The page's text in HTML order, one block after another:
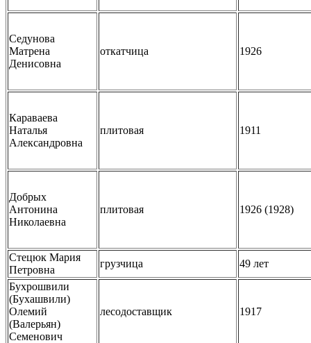
Седунова
Матрена
Денисовна
откатчица 1926
Караваева
Наталья
Александровна
плитовая 1911
Добрых
Антонина
Николаевна
плитовая 1926 (1928)
Стецюк Мария
Петровна
грузчица
49 лет
Бухрошвили
(Бухашвили)
Олемий
(Валерьян)
Семенович
лесодоставщик 1917